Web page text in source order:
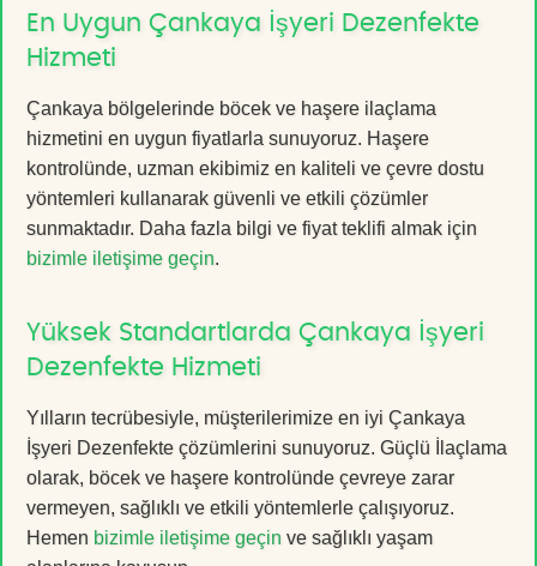
En Uygun Çankaya İşyeri Dezenfekte
Hizmeti
Çankaya bölgelerinde böcek ve haşere ilaçlama
hizmetini en uygun fiyatlarla sunuyoruz. Haşere
kontrolünde, uzman ekibimiz en kaliteli ve çevre dostu
yöntemleri kullanarak güvenli ve etkili çözümler
sunmaktadır. Daha fazla bilgi ve fiyat teklifi almak için
bizimle iletişime geçin.
Yüksek Standartlarda Çankaya İşyeri
Dezenfekte Hizmeti
Yılların tecrübesiyle, müşterilerimize en iyi Çankaya
İşyeri Dezenfekte çözümlerini sunuyoruz. Güçlü İlaçlama
olarak, böcek ve haşere kontrolünde çevreye zarar
vermeyen, sağlıklı ve etkili yöntemlerle çalışıyoruz.
Hemen bizimle iletişime geçin ve sağlıklı yaşam